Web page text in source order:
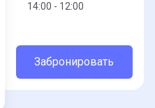
14:00 - 12:00
Забронировать